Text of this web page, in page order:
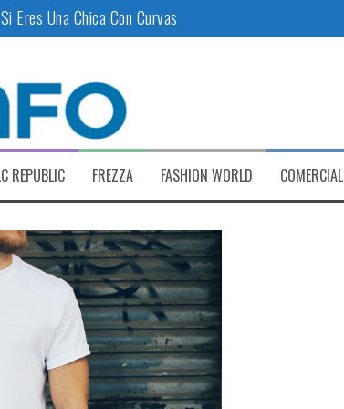
Eres Una Chica Con Curvas
Para Lucir A La Moda
De Cuerpo
Zapatos Y Ahorrar Espacio En Tu Casa
Y Las Llantitas Bajo La Ropa
REPUBLIC FREZZA FASHION WORLD COMERCIAL